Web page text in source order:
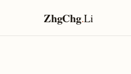
ZhgChg.Li